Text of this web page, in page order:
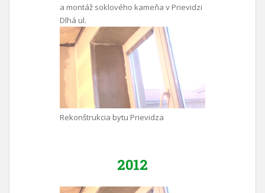
a montáž soklového kameňa v Prievidzi
Dlhá ul.
Rekonštrukcia bytu Prievidza
2012